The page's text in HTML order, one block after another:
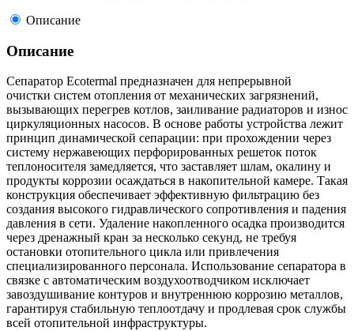
Описание
Описание
Сепаратор Ecotermal предназначен для непрерывной
очистки систем отопления от механических загрязнений,
вызывающих перегрев котлов, заиливание радиаторов и износ
циркуляционных насосов. В основе работы устройства лежит
принцип динамической сепарации: при прохождении через
систему нержавеющих перфорированных решеток поток
теплоносителя замедляется, что заставляет шлам, окалину и
продукты коррозии осаждаться в накопительной камере. Такая
конструкция обеспечивает эффективную фильтрацию без
создания высокого гидравлического сопротивления и падения
давления в сети. Удаление накопленного осадка производится
через дренажный кран за несколько секунд, не требуя
остановки отопительного цикла или привлечения
специализированного персонала. Использование сепаратора в
связке с автоматическим воздухоотводчиком исключает
завоздушивание контуров и внутреннюю коррозию металлов,
гарантируя стабильную теплоотдачу и продлевая срок службы
всей отопительной инфраструктуры.